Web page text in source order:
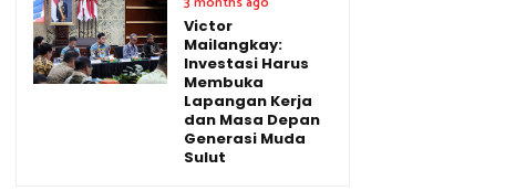
Victor
Mailangkay:
Investasi Harus
Membuka
Lapangan Kerja
dan Masa Depan
Generasi Muda
Sulut